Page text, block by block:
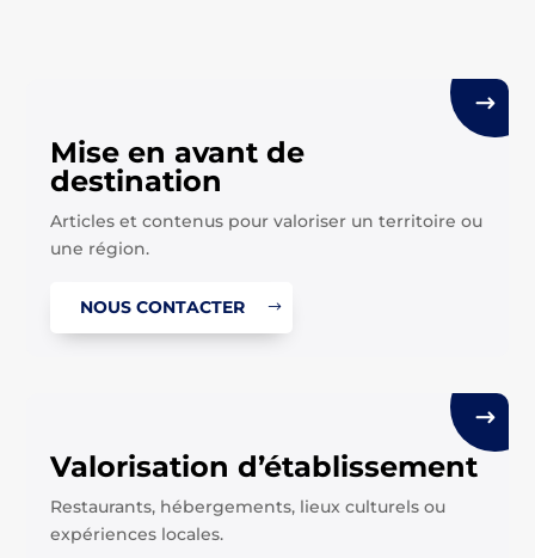
Mise en avant de
destination
Articles et contenus pour valoriser un territoire ou
une région.
NOUS CONTACTER
Valorisation d’établissement
Restaurants, hébergements, lieux culturels ou
expériences locales.